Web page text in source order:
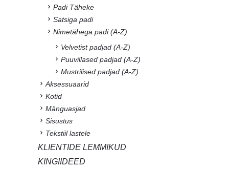
Padi Täheke
Satsiga padi
Nimetähega padi (A-Z)
Velvetist padjad (A-Z)
Puuvillased padjad (A-Z)
Mustrilised padjad (A-Z)
Aksessuaarid
Kotid
Mänguasjad
Sisustus
Tekstiil lastele
KLIENTIDE LEMMIKUD
KINGIIDEED